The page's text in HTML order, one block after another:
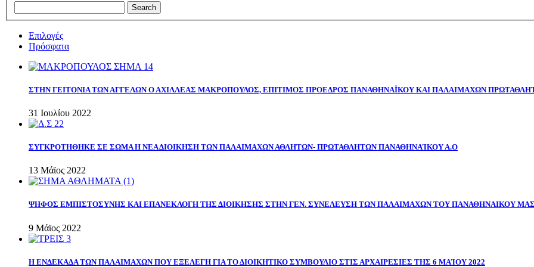
Επιλογές
Πρόσφατα
ΣΤΗΝ ΓΕΙΤΟΝΙΑ ΤΩΝ ΑΓΓΕΛΩΝ Ο ΑΧΙΛΛΕΑΣ ΜΑΚΡΟΠΟΥΛΟΣ, ΕΠΙΤΙΜΟΣ ΠΡΟΕΔΡΟΣ ΠΑΝΑΘΗΝΑΪΚΟΥ ΚΑΙ ΠΑΛΑΙΜΑΧΩΝ
31 Ιουλίου 2022
ΣΥΓΚΡΟΤΗΘΗΚΕ ΣΕ ΣΩΜΑ Η ΝΕΑ ΔΙΟΙΚΗΣΗ ΤΩΝ ΠΑΛΑΙΜΑΧΩΝ ΑΘΛΗΤΩΝ- ΠΡΩΤΑΘΛΗΤΩΝ ΠΑΝΑΘΗΝΑΊΚΟΥ Α.Ο
13 Μάϊος 2022
ΨΗΦΟΣ ΕΜΠΙΣΤΟΣΥΝΗΣ ΚΑΙ ΕΠΑΝΕΚΛΟΓΗ ΤΗΣ ΔΙΟΙΚΗΣΗΣ ΣΤΗΝ ΓΕΝ. ΣΥΝΕΛΕΥΣΗ ΤΩΝ ΠΑΛΑΙΜΑΧΩΝ ΤΟΥ ΠΑΝΑΘΗΝΑΙΚΟΥ ΜΑΣ
9 Μάϊος 2022
Η ΕΝΔΕΚΑΔΑ ΤΩΝ ΠΑΛΑΙΜΑΧΩΝ ΠΟΥ ΕΞΕΛΕΓΗ ΓΙΑ ΤΟ ΔΙΟΙΚΗΤΙΚΟ ΣΥΜΒΟΥΛΙΟ ΣΤΙΣ ΑΡΧΑΙΡΕΣΙΕΣ ΤΗΣ 6 ΜΑΊΟΥ 2022